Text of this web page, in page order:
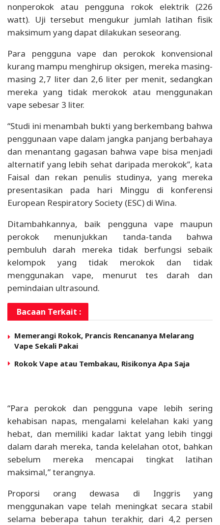
nonperokok atau pengguna rokok elektrik (226
watt). Uji tersebut mengukur jumlah latihan fisik
maksimum yang dapat dilakukan seseorang.
Para pengguna vape dan perokok konvensional
kurang mampu menghirup oksigen, mereka masing-
masing 2,7 liter dan 2,6 liter per menit, sedangkan
mereka yang tidak merokok atau menggunakan
vape sebesar 3 liter.
“Studi ini menambah bukti yang berkembang bahwa
penggunaan vape dalam jangka panjang berbahaya
dan menantang gagasan bahwa vape bisa menjadi
alternatif yang lebih sehat daripada merokok”, kata
Faisal dan rekan penulis studinya, yang mereka
presentasikan pada hari Minggu di konferensi
European Respiratory Society (ESC) di Wina.
Ditambahkannya, baik pengguna vape maupun
perokok menunjukkan tanda-tanda bahwa
pembuluh darah mereka tidak berfungsi sebaik
kelompok yang tidak merokok dan tidak
menggunakan vape, menurut tes darah dan
pemindaian ultrasound.
Bacaan Terkait :
Memerangi Rokok, Prancis Rencananya Melarang
Vape Sekali Pakai
Rokok Vape atau Tembakau, Risikonya Apa Saja
“Para perokok dan pengguna vape lebih sering
kehabisan napas, mengalami kelelahan kaki yang
hebat, dan memiliki kadar laktat yang lebih tinggi
dalam darah mereka, tanda kelelahan otot, bahkan
sebelum mereka mencapai tingkat latihan
maksimal,” terangnya.
Proporsi orang dewasa di Inggris yang
menggunakan vape telah meningkat secara stabil
selama beberapa tahun terakhir, dari 4,2 persen